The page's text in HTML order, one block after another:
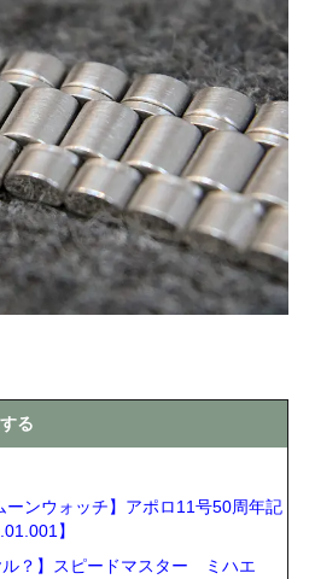
る
ーンウォッチ】アポロ11号50周年記
】
ル？】スピードマスター ミハエ